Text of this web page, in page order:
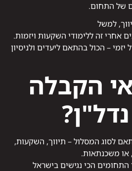
של התחום.
למשל
אחרי זה ללימודי השקעות ויזמות.
– הכול בהתאם ליעדים ולניסיון
הקבלה
לסוג המסלול – תיווך, השקעות,
או משכנתאות.
הכי נגישים בישראל